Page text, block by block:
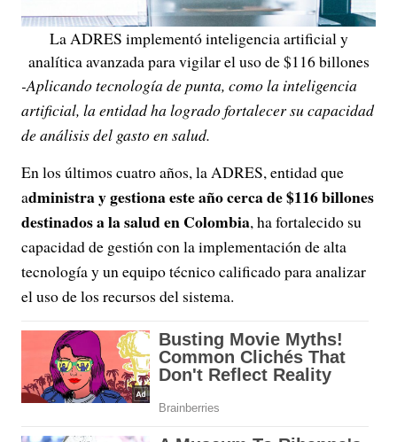
La ADRES implementó inteligencia artificial y
analítica avanzada para vigilar el uso de $116 billones
-Aplicando tecnología de punta, como la inteligencia
artificial, la entidad ha logrado fortalecer su capacidad
de análisis del gasto en salud.
En los últimos cuatro años, la ADRES, entidad que
administra y gestiona este año cerca de $116 billones
destinados a la salud en Colombia, ha fortalecido su
capacidad de gestión con la implementación de alta
tecnología y un equipo técnico calificado para analizar
el uso de los recursos del sistema.